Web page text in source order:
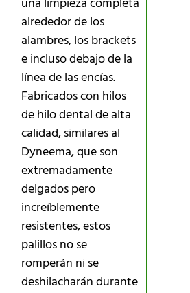
alrededor de los
alambres, los brackets
e incluso debajo de la
línea de las encías.
Fabricados con hilos
de hilo dental de alta
calidad, similares al
Dyneema, que son
extremadamente
delgados pero
increíblemente
resistentes, estos
palillos no se
romperán ni se
deshilacharán durante